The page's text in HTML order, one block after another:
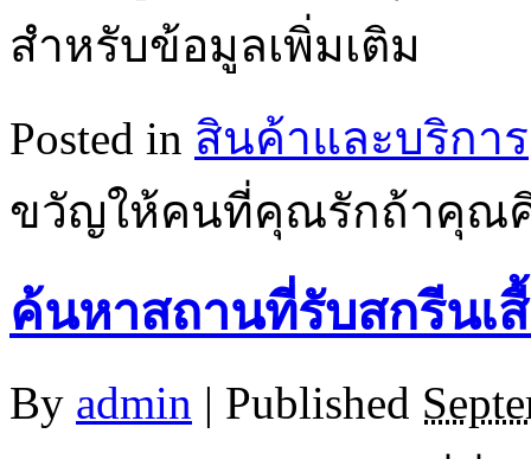
สำหรับข้อมูลเพิ่มเติม
Posted in สินค้าและบริการ
ขวัญให้คนที่คุณรักถ้าคุณ
ค้นหาสถานที่รับสกรีนเ
By admin | Published